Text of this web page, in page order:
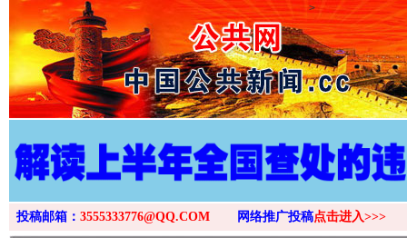
>
投稿邮箱： 3555333776@QQ.COM 网络推广投稿点击进入>>>